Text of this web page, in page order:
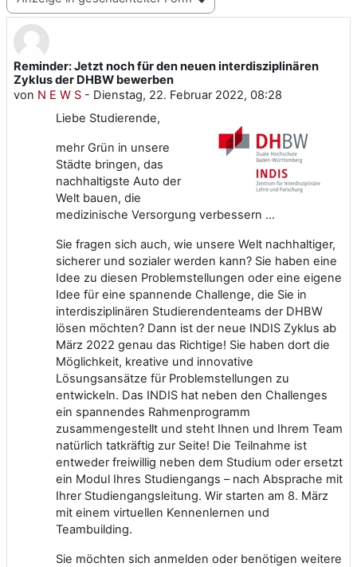
Reminder: Jetzt noch für den neuen interdisziplinären
Zyklus der DHBW bewerben
von N E W S - Dienstag, 22. Februar 2022, 08:28
Anzahl Antworten: 0
Liebe Studierende,
mehr Grün in unsere
Städte bringen, das
nachhaltigste Auto der
Welt bauen, die
medizinische Versorgung verbessern …
Sie fragen sich auch, wie unsere Welt nachhaltiger,
sicherer und sozialer werden kann? Sie haben eine
Idee zu diesen Problemstellungen oder eine eigene
Idee für eine spannende Challenge, die Sie in
interdisziplinären Studierendenteams der DHBW
lösen möchten? Dann ist der neue INDIS Zyklus ab
März 2022 genau das Richtige! Sie haben dort die
Möglichkeit, kreative und innovative
Lösungsansätze für Problemstellungen zu
entwickeln. Das INDIS hat neben den Challenges
ein spannendes Rahmenprogramm
zusammengestellt und steht Ihnen und Ihrem Team
natürlich tatkräftig zur Seite! Die Teilnahme ist
entweder freiwillig neben dem Studium oder ersetzt
ein Modul Ihres Studiengangs – nach Absprache mit
Ihrer Studiengangsleitung. Wir starten am 8. März
mit einem virtuellen Kennenlernen und
Teambuilding.
Sie möchten sich anmelden oder benötigen weitere